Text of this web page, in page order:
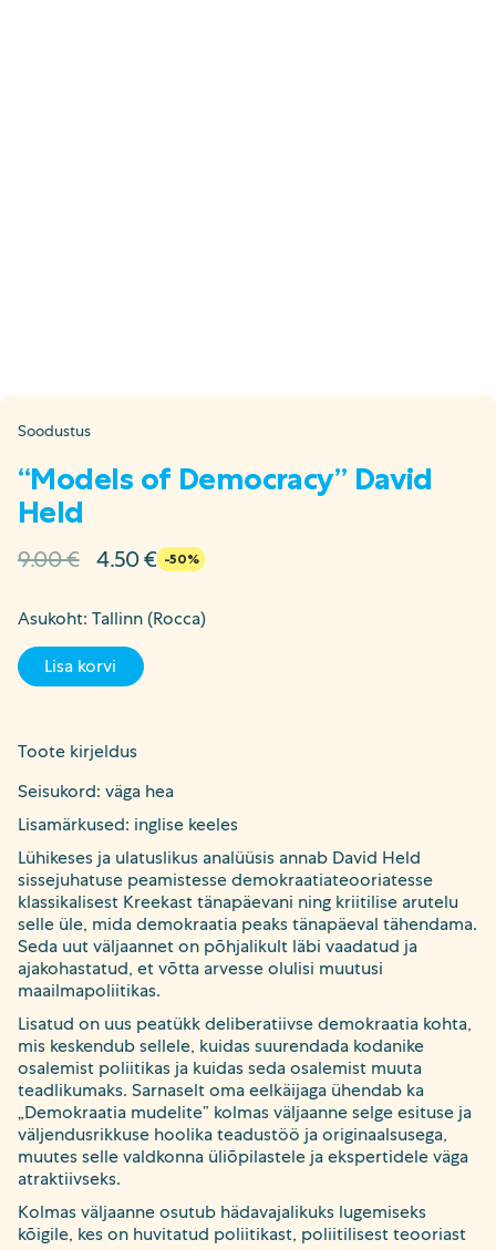
Soodustus
“Models of Democracy” David
Held
9.00€ Algne
oli:
9.00 €.
4.50€Current
is:
4.50 €.
-50%
Asukoht: Tallinn (Rocca)
Lisa korvi
Toote kirjeldus
Seisukord: väga hea
Lisamärkused: inglise keeles
Lühikeses ja ulatuslikus analüüsis annab David Held
sissejuhatuse peamistesse demokraatiateooriatesse
klassikalisest Kreekast tänapäevani ning kriitilise arutelu
selle üle, mida demokraatia peaks tänapäeval tähendama.
Seda uut väljaannet on põhjalikult läbi vaadatud ja
ajakohastatud, et võtta arvesse olulisi muutusi
maailmapoliitikas.
Lisatud on uus peatükk deliberatiivse demokraatia kohta,
mis keskendub sellele, kuidas suurendada kodanike
osalemist poliitikas ja kuidas seda osalemist muuta
teadlikumaks. Sarnaselt oma eelkäijaga ühendab ka
„Demokraatia mudelite” kolmas väljaanne selge esituse ja
väljendusrikkuse hoolika teadustöö ja originaalsusega,
muutes selle valdkonna üliõpilastele ja ekspertidele väga
atraktiivseks.
Kolmas väljaanne osutub hädavajalikuks lugemiseks
kõigile, kes on huvitatud poliitikast, poliitilisest teooriast